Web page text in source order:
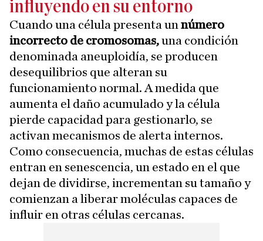
influyendo en su entorno
Cuando una célula presenta un número
incorrecto de cromosomas,una condición
denominada aneuploidía, se producen
desequilibrios que alteran su
funcionamiento normal. A medida que
aumenta el daño acumulado y la célula
pierde capacidad para gestionarlo, se
activan mecanismos de alerta internos.
Como consecuencia, muchas de estas células
entran en senescencia, un estado en el que
dejan de dividirse, incrementan su tamaño y
comienzan a liberar moléculas capaces de
influir en otras células cercanas.